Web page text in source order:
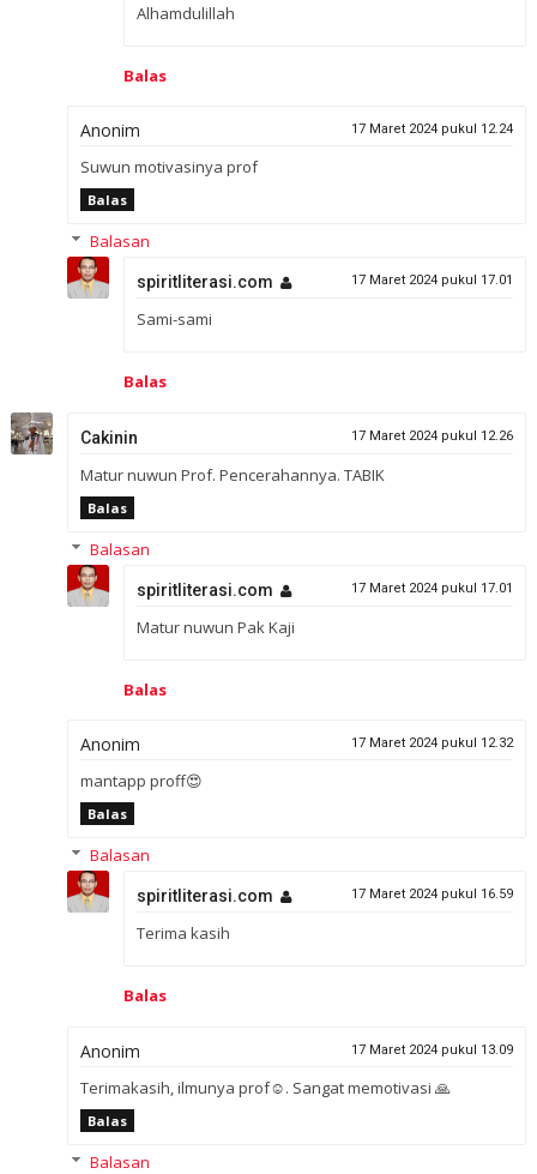
Alhamdulillah
Balas
Anonim 17 Maret 2024 pukul 12.24
Suwun motivasinya prof
Balas
Balasan
spiritliterasi.com 17 Maret 2024 pukul 17.01
Sami-sami
Balas
Cakinin 17 Maret 2024 pukul 12.26
Matur nuwun Prof. Pencerahannya. TABIK
Balas
Balasan
spiritliterasi.com 17 Maret 2024 pukul 17.01
Matur nuwun Pak Kaji
Balas
Anonim 17 Maret 2024 pukul 12.32
mantapp proff😍
Balas
Balasan
spiritliterasi.com 17 Maret 2024 pukul 16.59
Terima kasih
Balas
Anonim 17 Maret 2024 pukul 13.09
Terimakasih, ilmunya prof☺️. Sangat memotivasi 🙏
Balas
Balasan